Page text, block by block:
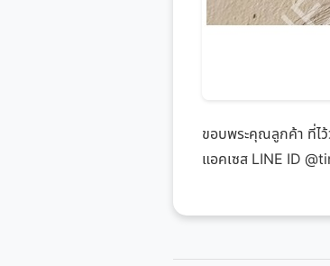
ขอบพระคุณลูกค้า ที่ไว้
แอคเซส LINE ID